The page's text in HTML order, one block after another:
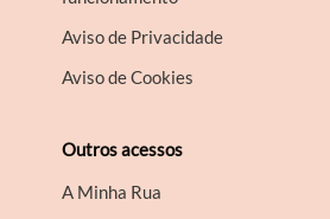
Aviso de Privacidade
Aviso de Cookies
Outros acessos
A Minha Rua